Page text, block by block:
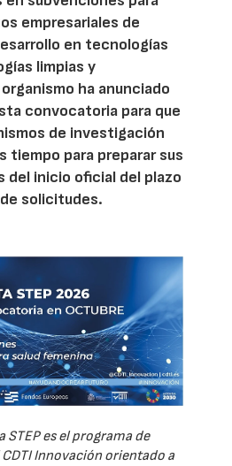
empresariales de
en tecnologías
limpias y
ha anunciado
convocatoria para que
de investigación
tiempo para preparar sus
del inicio oficial del plazo
solicitudes.
es el programa de
Innovación orientado a